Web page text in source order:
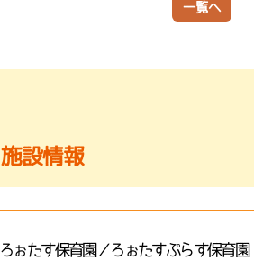
一覧へ
施設情報
ろぉたす保育園／ろぉたすぷらす保育園